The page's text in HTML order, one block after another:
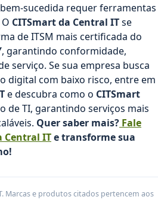
sucedida requer ferramentas
CITSmart da Central ITse
de ITSM mais certificada do
, garantindo conformidade,
serviço. Se sua empresa busca
digital com baixo risco, entre em
e descubra como o CITSmart
de TI, garantindo serviços mais
Quer saber mais? Fale
Central ITe transforme sua
Marcas e produtos citados pertencem aos